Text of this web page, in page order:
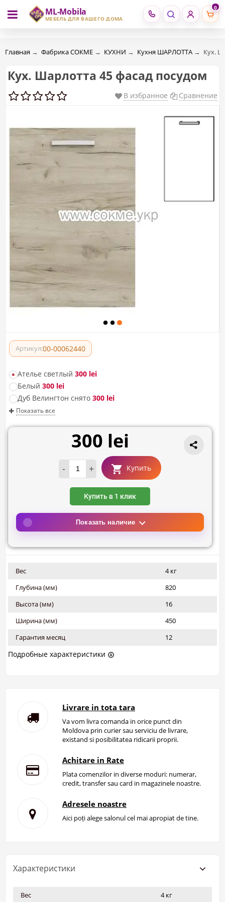
ML-Mobila
МЕБЕЛЬ ДЛЯ ВАШЕГО ДОМА
0
RU RO
Главная → Фабрика СОКМЕ → КУХНИ → Кухня ШАРЛОТТА → Кух.
Кух. Шарлотта 45 фасад посудом
В избранное Сравнение
Артикул:00-00062440
Ателье светлый 300 lei
Белый 300 lei
Дуб Велингтон снято 300 lei
Показать все
300 lei
- + Купить
Купить в 1 клик
Показать наличие
Вес
4 кг
Глубина (мм)
820
Высота (мм)
16
Ширина (мм)
450
Гарантия месяц
12
Подробные характеристики
Livrare in tota tara
Va vom livra comanda in orice punct din
Moldova prin curier sau serviciu de livrare,
existand si posibilitatea ridicarii proprii.
Achitare in Rate
Plata comenzilor in diverse moduri: numerar,
credit, transfer sau card in magazinele noastre.
Adresele noastre
Aici poți alege salonul cel mai apropiat de tine.
Характеристики
Вес 4 кг